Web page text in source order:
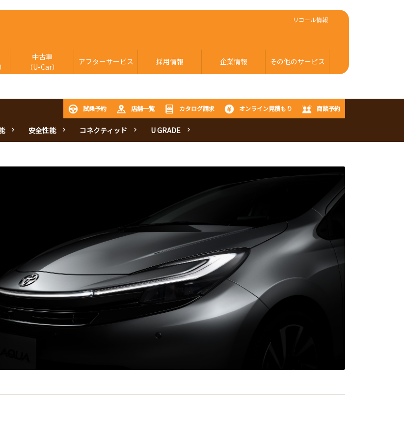
中古車
（U-Car）
アフターサービス 採用情報 企業情報 その他のサービス
リコール情報
試乗予約 店舗一覧 カタログ請求 オンライン見積もり 商談予約
安全性能 コネクティッド U GRADE